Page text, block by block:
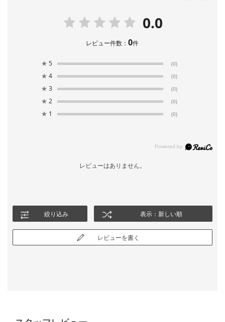
0.0
レビュー件数：0件
★ 5 (0)
★ 4 (0)
★ 3 (0)
★ 2 (0)
★ 1 (0)
レビューはありません。
絞り込み 表示：新しい順
レビューを書く